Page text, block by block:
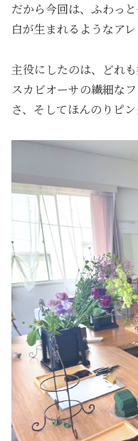
だから今回は、ふわっ
白が生まれるようなア
主役にしたのは、どれ
スカビオーサの繊細な
さ、そしてほんのりピ